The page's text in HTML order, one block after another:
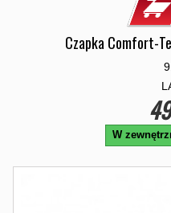
Czapka Comfort-
W